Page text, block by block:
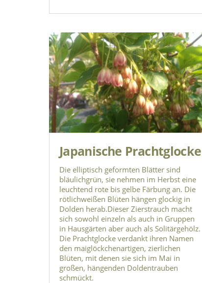
Japanische Prachtglocke
Die elliptisch geformten Blätter sind
bläulichgrün, sie nehmen im Herbst eine
leuchtend rote bis gelbe Färbung an. Die
rötlichweißen Blüten hängen glockig in
Dolden herab.Dieser Zierstrauch macht
sich sowohl einzeln als auch in Gruppen
in Hausgärten aber auch als Solitärgehölz.
Die Prachtglocke verdankt ihren Namen
den maiglöckchenartigen, zierlichen
Blüten, mit denen sie sich im Mai in
großen, hängenden Doldentrauben
schmückt.